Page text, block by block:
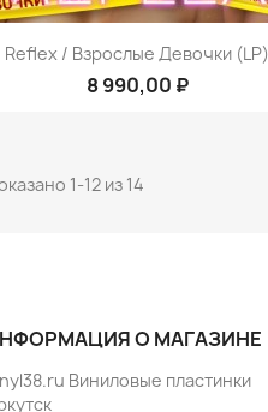
 Быстрый просмотр
Reflex / Взрослые Девочки (LP)
8 990,00 ₽
1-12 из 14
О МАГАЗИНЕ
Виниловые пластинки